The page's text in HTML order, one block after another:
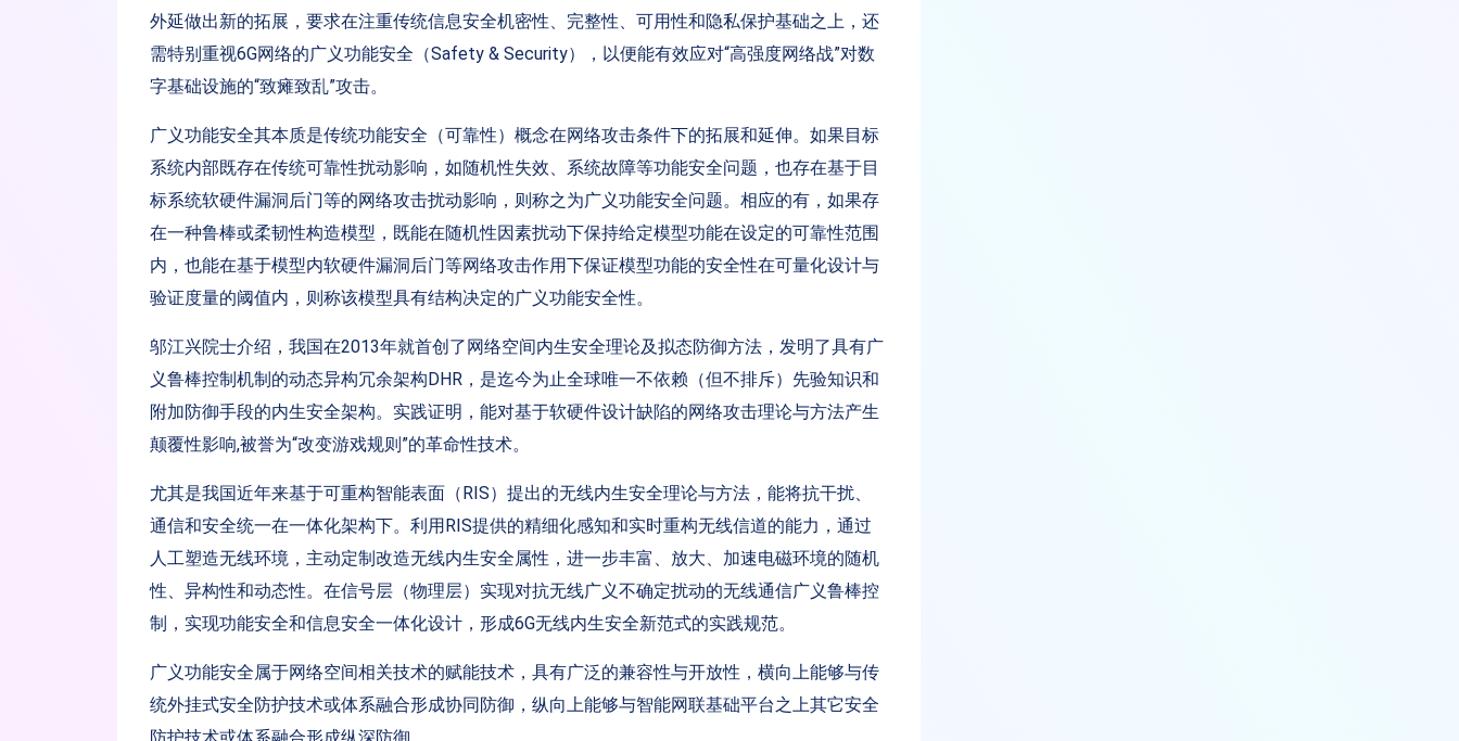
外延做出新的拓展，要求在注重传统信息安全机密性、完整性、可用性和隐私保护基础之上，还
需特别重视6G网络的广义功能安全（Safety & Security），以便能有效应对“高强度网络战”对数
字基础设施的“致瘫致乱”攻击。
广义功能安全其本质是传统功能安全（可靠性）概念在网络攻击条件下的拓展和延伸。如果目标
系统内部既存在传统可靠性扰动影响，如随机性失效、系统故障等功能安全问题，也存在基于目
标系统软硬件漏洞后门等的网络攻击扰动影响，则称之为广义功能安全问题。相应的有，如果存
在一种鲁棒或柔韧性构造模型，既能在随机性因素扰动下保持给定模型功能在设定的可靠性范围
内，也能在基于模型内软硬件漏洞后门等网络攻击作用下保证模型功能的安全性在可量化设计与
验证度量的阈值内，则称该模型具有结构决定的广义功能安全性。
邬江兴院士介绍，我国在2013年就首创了网络空间内生安全理论及拟态防御方法，发明了具有广
义鲁棒控制机制的动态异构冗余架构DHR，是迄今为止全球唯一不依赖（但不排斥）先验知识和
附加防御手段的内生安全架构。实践证明，能对基于软硬件设计缺陷的网络攻击理论与方法产生
颠覆性影响,被誉为“改变游戏规则”的革命性技术。
尤其是我国近年来基于可重构智能表面（RIS）提出的无线内生安全理论与方法，能将抗干扰、
通信和安全统一在一体化架构下。利用RIS提供的精细化感知和实时重构无线信道的能力，通过
人工塑造无线环境，主动定制改造无线内生安全属性，进一步丰富、放大、加速电磁环境的随机
性、异构性和动态性。在信号层（物理层）实现对抗无线广义不确定扰动的无线通信广义鲁棒控
制，实现功能安全和信息安全一体化设计，形成6G无线内生安全新范式的实践规范。
广义功能安全属于网络空间相关技术的赋能技术，具有广泛的兼容性与开放性，横向上能够与传
统外挂式安全防护技术或体系融合形成协同防御，纵向上能够与智能网联基础平台之上其它安全